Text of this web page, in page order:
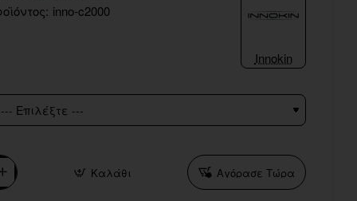
inno-c2000
Innokin
Καλάθι Αγόρασε Τώρα